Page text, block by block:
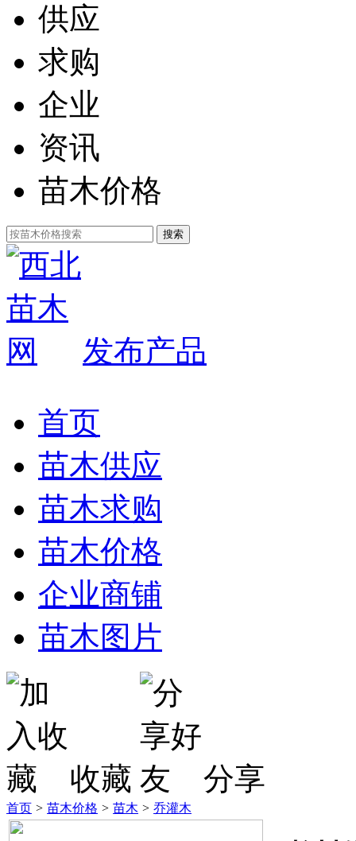
供应
求购
企业
资讯
苗木价格
发布产品
首页
苗木供应
苗木求购
苗木价格
企业商铺
苗木图片
收藏 分享
首页 > 苗木价格 > 苗木 > 乔灌木